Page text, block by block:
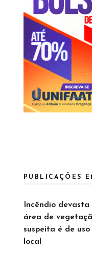
PUBLICAÇÕES
Incêndio devasta
área de
suspeita é de
local